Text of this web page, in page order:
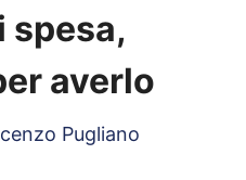
spesa,
averlo
Pugliano